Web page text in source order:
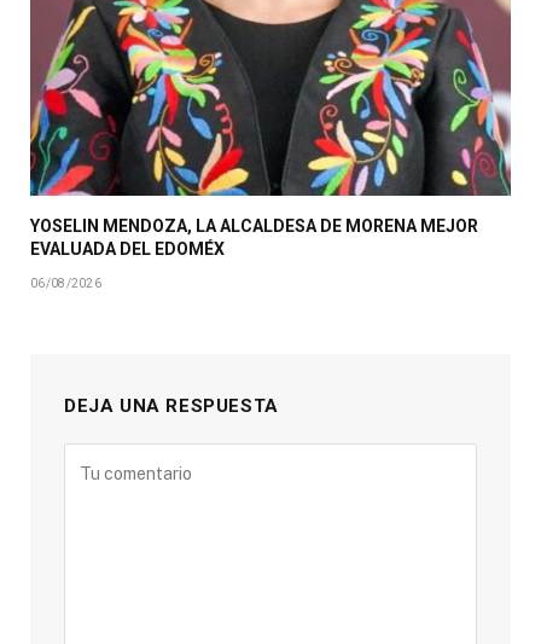
YOSELIN MENDOZA, LA ALCALDESA DE MORENA MEJOR
EVALUADA DEL EDOMÉX
06/08/2026
DEJA UNA RESPUESTA